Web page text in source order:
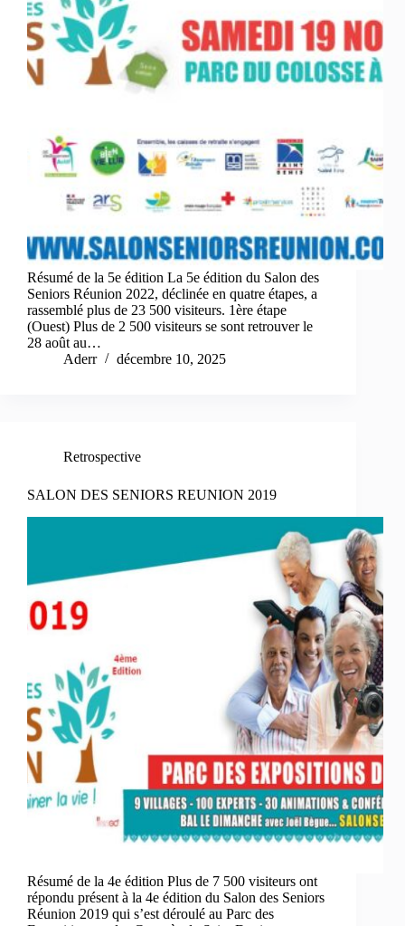
Résumé de la 5e édition La 5e édition du Salon des
Seniors Réunion 2022, déclinée en quatre étapes, a
rassemblé plus de 23 500 visiteurs. 1ère étape
(Ouest) Plus de 2 500 visiteurs se sont retrouver le
28 août au…
Aderr
décembre 10, 2025
Retrospective
SALON DES SENIORS REUNION 2019
Résumé de la 4e édition Plus de 7 500 visiteurs ont
répondu présent à la 4e édition du Salon des Seniors
Réunion 2019 qui s’est déroulé au Parc des